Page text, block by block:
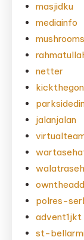
masjidku
mediainfo
netter
jalanjalan
polres-
advent1jkt
st-